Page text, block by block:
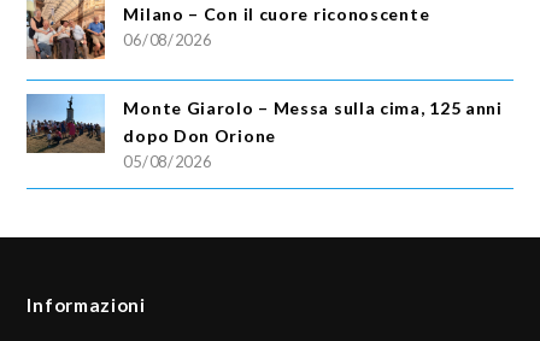
Milano – Con il cuore riconoscente
06/08/2026
Monte Giarolo – Messa sulla cima, 125 anni
dopo Don Orione
05/08/2026
Informazioni